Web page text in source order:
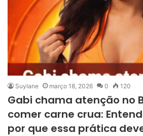
Suylane março 18, 2026 0 120
Gabi chama atenção no
comer carne crua:
por que essa prática